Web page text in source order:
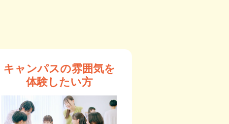
キャンパスの雰囲気を
体験したい方